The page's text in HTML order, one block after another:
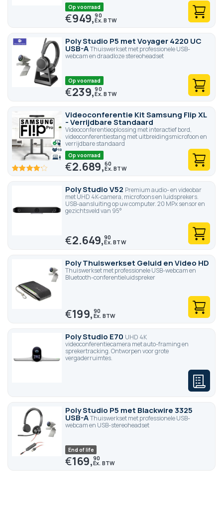
Op voorraad
€949,90
Poly Studio P5 met Voyager 4220 UC
USB-AThuiswerkset met professionele USB-
webcam en draadloze stereoheadset
Op voorraad
€239,90
Videoconferentie Kit Samsung Flip XL
- Verrijdbare Standaard
Videoconferentieoplossing met interactief bord,
videoconferentiestang met uitbreidingsmicrofoon en
verrijdbare standaard
82.6100
Op voorraad
€2.689,60
Poly Studio V52 Premium audio- en videobar
met UHD 4K-camera, microfoons en luidsprekers.
USB-aansluiting op uw computer. 20 MPx sensor en
gezichtsveld van 95°
€2.649,90
Poly Thuiswerkset Geluid en Video HD
Thuiswerkset met professionele USB-webcam en
Bluetooth-conferentieluidspreker
€199,90
Poly Studio E70 UHD 4K
videoconferentiecamera met auto-framing en
sprekertracking. Ontworpen voor grote
vergaderruimtes.
Poly Studio P5 met Blackwire 3325
USB-AThuiswerkset met professionele USB-
webcam en USB-stereoheadset
End of life
€169,90